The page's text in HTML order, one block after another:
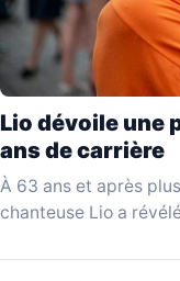
Lio dévoile une
ans de carrière
À 63 ans et après
chanteuse Lio a